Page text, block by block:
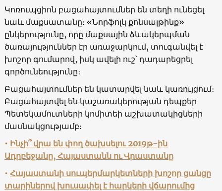
Կոռուպցիոն բացահայտումներ են տեղի ունեցել
նաև մաքսատանը։ «Նորֆոլկ քոնսալթինք»
ընկերությունը, որը մաքսային ձևակերպման
ծառայություններ էր առաջարկում, տուգանվել է
խոշոր գումարով, իսկ ավելի ուշ՝ դադարեցրել
գործունեությունը։
Բացահայտումներ են կատարվել նաև կառույցում։
Բացահայտվել են կաշառակերության դեպքեր
Պետեկամուտների կոմիտեի աշխատակիցների
մասնակցությամբ։
• Ինչի՞ վրա են փող ծախսելու 2019թ-ին
Ադրբեջանը, Հայաստանն ու Վրաստանը
• Հայաստանի սուպերմարկետների խոշոր ցանցը
տարիներով խուսափել է հարկերի վճարումից